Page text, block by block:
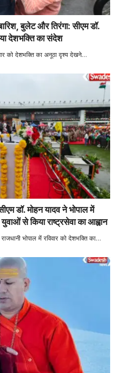
बुलेट और तिरंगा: सीएम डॉ.
देशभक्ति का संदेश
को देशभक्ति का अनूठा दृश्य देखने…
डॉ. मोहन यादव ने भोपाल में
युवाओं से किया राष्ट्रसेवा का आह्वान
भोपाल में रविवार को देशभक्ति का…